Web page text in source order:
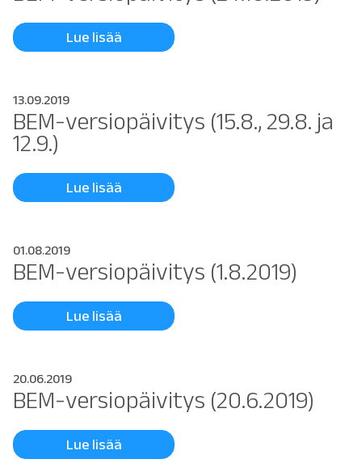
Lue lisää
13.09.2019
BEM-versiopäivitys (15.8., 29.8. ja
12.9.)
Lue lisää
01.08.2019
BEM-versiopäivitys (1.8.2019)
Lue lisää
20.06.2019
BEM-versiopäivitys (20.6.2019)
Lue lisää